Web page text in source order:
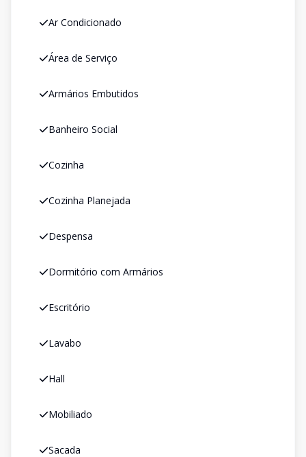
Ar Condicionado
Área de Serviço
Armários Embutidos
Banheiro Social
Cozinha
Cozinha Planejada
Despensa
Dormitório com Armários
Escritório
Lavabo
Hall
Mobiliado
Sacada